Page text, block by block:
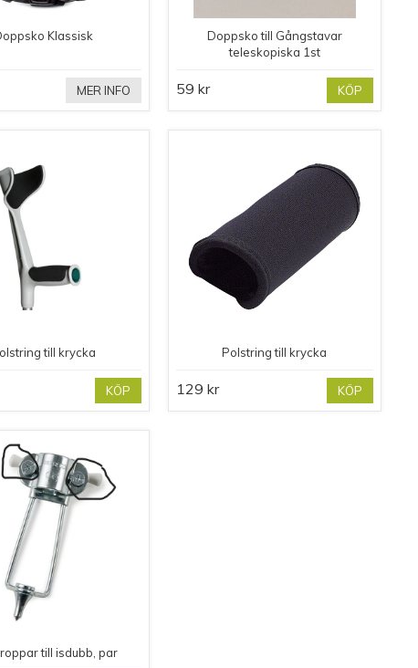
Klassisk
MER INFO
Doppsko till Gångstavar
teleskopiska 1st
59 kr KÖP
till krycka
KÖP
Polstring till krycka
129 kr KÖP
till isdubb, par